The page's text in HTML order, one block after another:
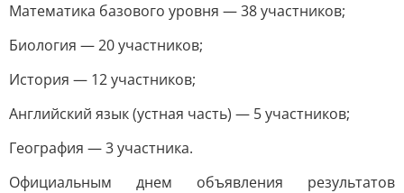
Математика базового уровня — 38 участников;
Биология — 20 участников;
История — 12 участников;
Английский язык (устная часть) — 5 участников;
География — 3 участника.
Официальным днем объявления результатов